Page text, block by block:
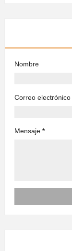
Nombre
Correo electrónico
Mensaje *